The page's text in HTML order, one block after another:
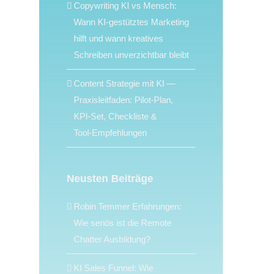
Copywriting KI vs Mensch:
Wann KI-gestütztes Marketing
hilft und wann kreatives
Schreiben unverzichtbar bleibt
Content Strategie mit KI —
Praxisleitfaden: Pilot‑Plan,
KPI‑Set, Checkliste &
Tool‑Empfehlungen
Neusten Beiträge
Robin Temmer Erfahrungen:
Wie seriös ist die Remote
Chatter Ausbildung?
KI Sales Funnel: Wie